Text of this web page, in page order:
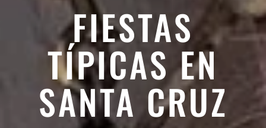
FIESTAS
TÍPICAS EN
SANTA CRUZ